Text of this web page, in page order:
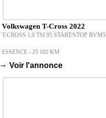
Volkswagen T-Cross 2022
T-CROSS 1.0 TSI 95 START/STOP BVM5
ESSENCE - 25 102 KM
→ Voir l'annonce